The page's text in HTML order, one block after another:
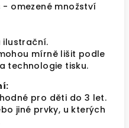
omezené množství
ilustrační.
mírně lišit podle
technologie tisku.
pro děti do 3 let.
jiné prvky, u kterých